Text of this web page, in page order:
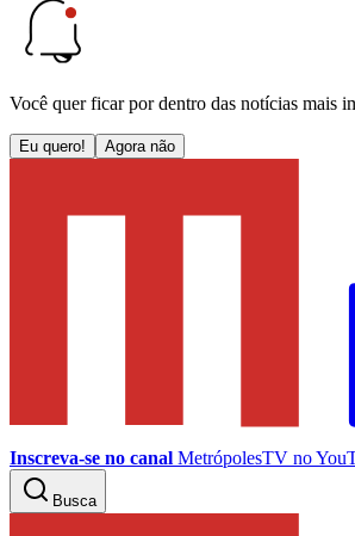
Você quer ficar por dentro das notícias mais
Eu quero! Agora não
Inscreva-se no canal MetrópolesTV no
Busca